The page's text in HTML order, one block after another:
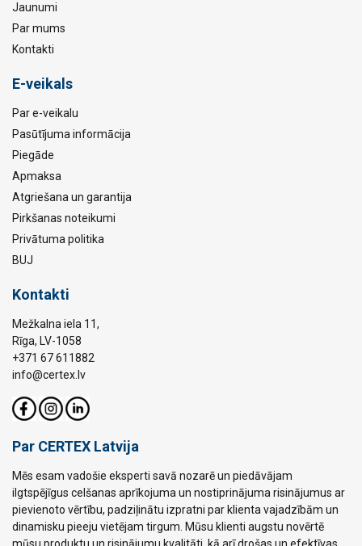
Jaunumi
Par mums
Kontakti
E-veikals
Par e-veikalu
Pasūtījuma informācija
Piegāde
Apmaksa
Atgriešana un garantija
Pirkšanas noteikumi
Privātuma politika
BUJ
Kontakti
Mežkalna iela 11,
Rīga, LV-1058
+371 67 611882
info@certex.lv
Par CERTEX Latvija
Mēs esam vadošie eksperti savā nozarē un piedāvājam
ilgtspējīgus celšanas aprīkojuma un nostiprinājuma risinājumus ar
pievienoto vērtību, padziļinātu izpratni par klienta vajadzībām un
dinamisku pieeju vietējam tirgum. Mūsu klienti augstu novērtē